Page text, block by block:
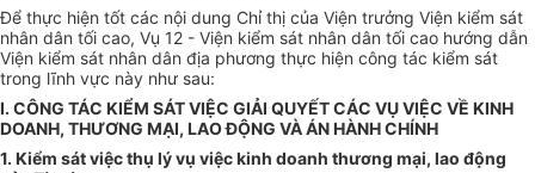
Để thực hiện tốt các nội dung Chỉ thị của Viện trưởng Viện kiểm sát
nhân dân tối cao, Vụ 12 - Viện kiểm sát nhân dân tối cao hướng dẫn
Viện kiểm sát nhân dân địa phương thực hiện công tác kiểm sát
trong lĩnh vực này như sau:
I. CÔNG TÁC KIỂM SÁT VIỆC GIẢI QUYẾT CÁC VỤ VIỆC VỀ KINH
DOANH, THƯƠNG MẠI, LAO ĐỘNG VÀ ÁN HÀNH CHÍNH
1. Kiểm sát việc thụ lý vụ việc kinh doanh thương mại, lao động